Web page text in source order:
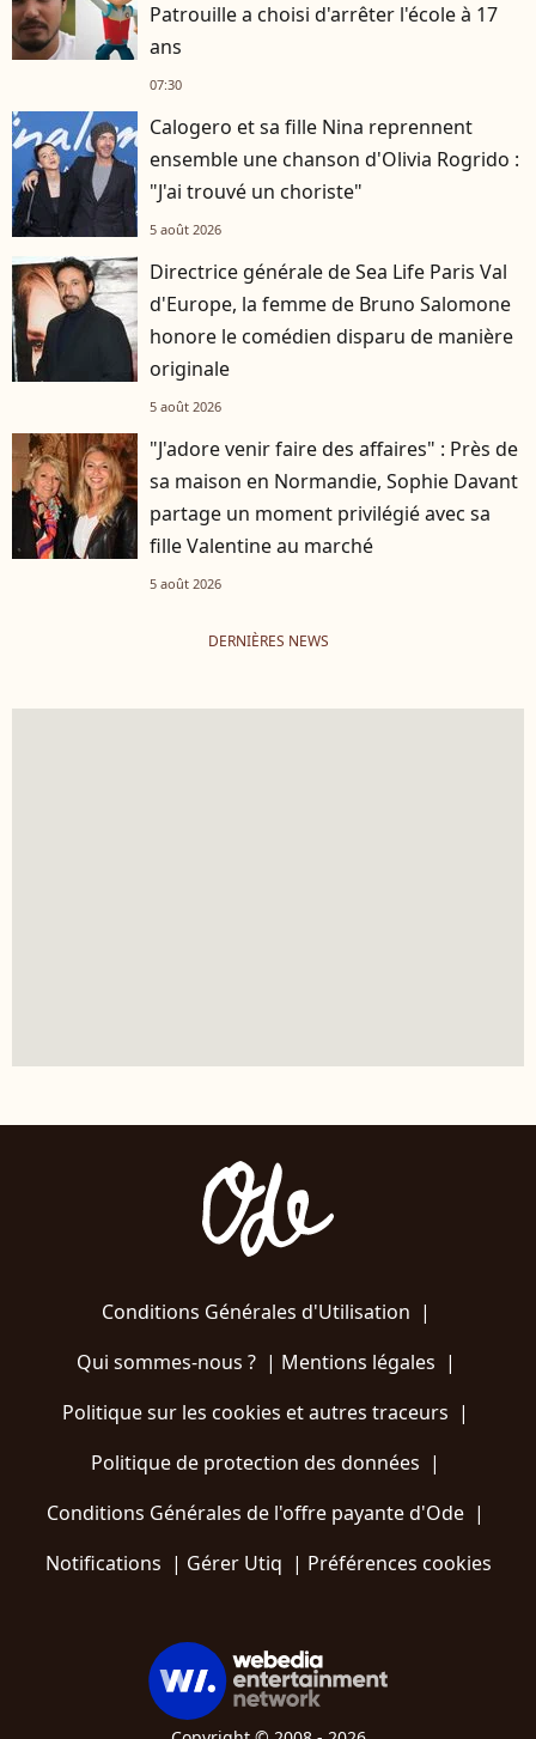
Patrouille a choisi d'arrêter l'école à 17
ans
07:30
Calogero et sa fille Nina reprennent
ensemble une chanson d'Olivia Rogrido :
"J'ai trouvé un choriste"
5 août 2026
Directrice générale de Sea Life Paris Val
d'Europe, la femme de Bruno Salomone
honore le comédien disparu de manière
originale
5 août 2026
"J'adore venir faire des affaires" : Près de
sa maison en Normandie, Sophie Davant
partage un moment privilégié avec sa
fille Valentine au marché
5 août 2026
DERNIÈRES NEWS
Conditions Générales d'Utilisation |
Qui sommes-nous ?| Mentions légales |
Politique sur les cookies et autres traceurs |
Politique de protection des données |
Conditions Générales de l'offre payante d'Ode |
Notifications | Gérer Utiq | Préférences cookies